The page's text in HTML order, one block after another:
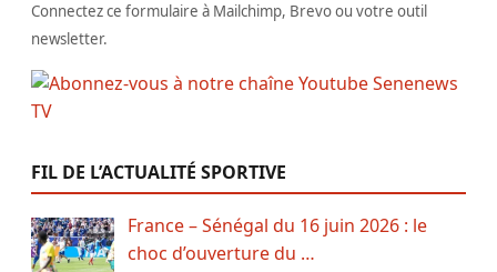
Connectez ce formulaire à Mailchimp, Brevo ou votre outil
newsletter.
FIL DE L’ACTUALITÉ SPORTIVE
France – Sénégal du 16 juin 2026 : le
choc d’ouverture du …